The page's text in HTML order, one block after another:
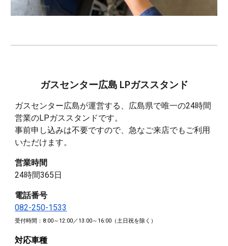
ガスセンター広島 LPガススタンド
ガスセンター広島が運営する、広島県で唯一の24時間
営業のLPガススタンドです。
事前申し込みは不要ですので、急なご来店でもご利用
いただけます。
営業時間
24時間365日
電話番号
082-250-1533
受付時間：8:00～12:00／13:00～16:00（土日祝を除く）
対応車種